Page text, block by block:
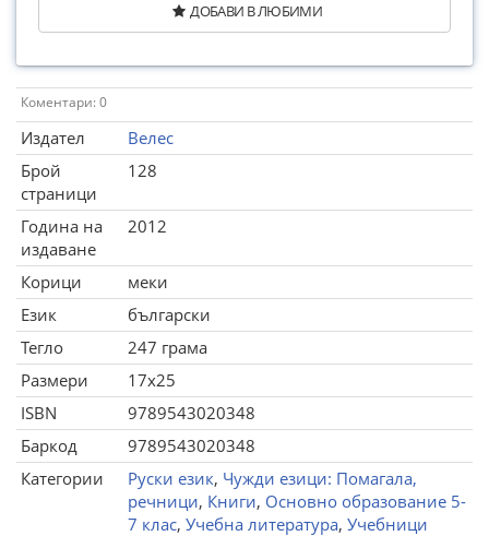
ДОБАВИ В ЛЮБИМИ
Коментари: 0
Издател
Велес
Брой
страници
128
Година на
издаване
2012
Корици
меки
Език
български
Тегло
247 грама
Размери
17x25
ISBN
9789543020348
Баркод
9789543020348
Категории
Руски език, Чужди езици: Помагала,
речници, Книги, Основно образование 5-
7 клас, Учебна литература, Учебници